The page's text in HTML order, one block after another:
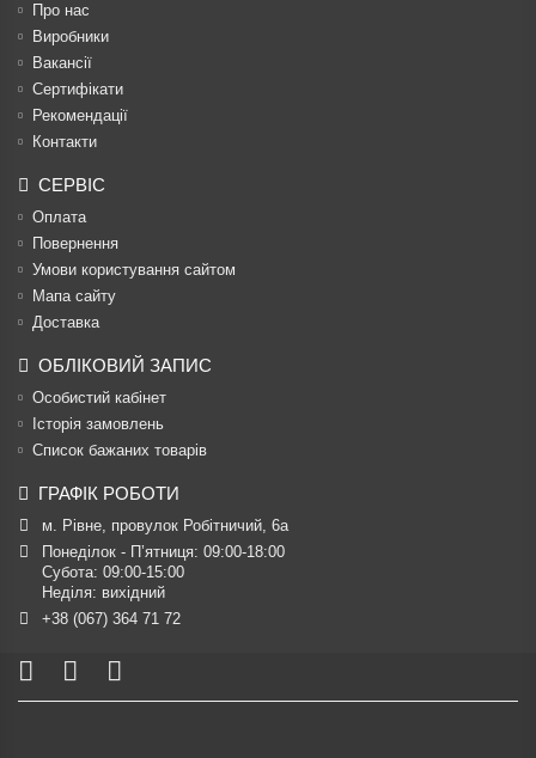
Про нас
Виробники
Вакансії
Сертифікати
Рекомендації
Контакти
СЕРВІС
Оплата
Повернення
Умови користування сайтом
Мапа сайту
Доставка
ОБЛІКОВИЙ ЗАПИС
Особистий кабінет
Історія замовлень
Список бажаних товарів
ГРАФІК РОБОТИ
м. Рівне, провулок Робітничий, 6а
Понеділок - П’ятниця: 09:00-18:00
Субота: 09:00-15:00
Неділя: вихідний
+38 (067) 364 71 72